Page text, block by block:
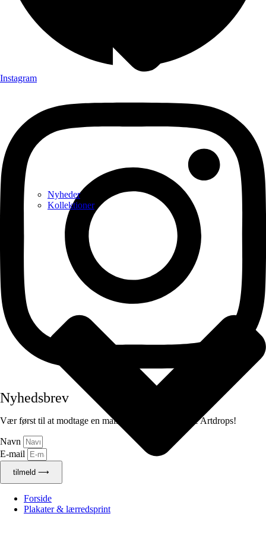
Nyheder
Kollektioner
Instagram
Nyhedsbrev
Vær først til at modtage en mail, når der kommer nye Artdrops!
Navn
E-mail
tilmeld ⟶
Forside
Plakater & lærredsprint